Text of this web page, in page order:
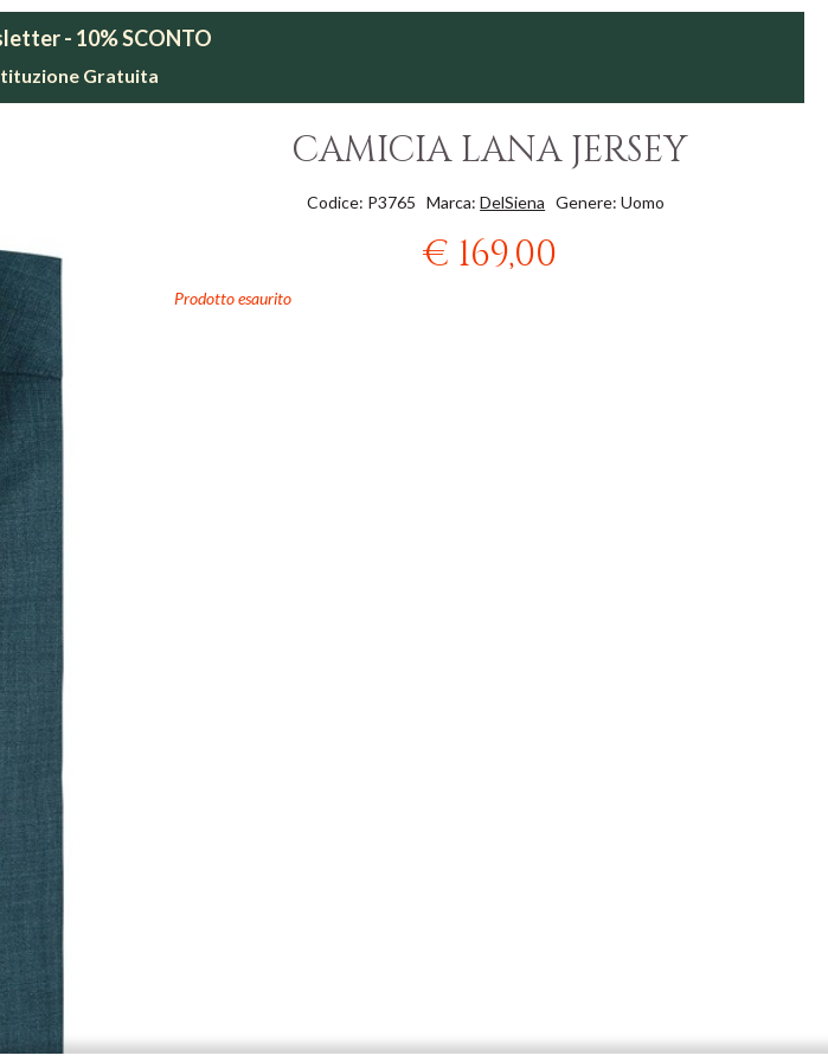
- 10% SCONTO
Gratuita
CAMICIA LANA JERSEY
Codice: P3765 Marca:DelSiena Genere: Uomo
€ 169,00
Prodotto esaurito